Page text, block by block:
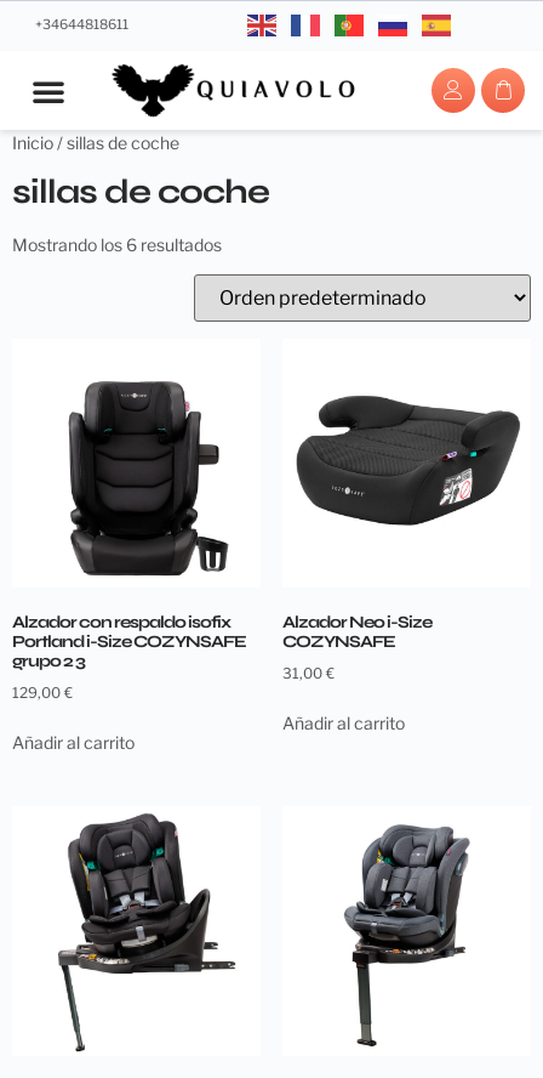
+34644818611
Inicio/ sillas de coche
sillas de coche
Mostrando los 6 resultados
Alzador con respaldo isofix
Portland i-Size COZYNSAFE
grupo 2 3
129,00 €
Añadir al carrito
Alzador Neo i-Size
COZYNSAFE
31,00 €
Añadir al carrito